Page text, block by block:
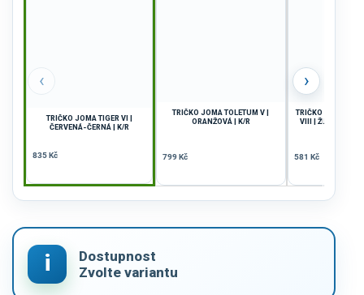
‹
TRIČKO JOMA TIGER VI |
ČERVENÁ-ČERNÁ | K/R
835 Kč
TRIČKO JOMA TOLETUM V |
ORANŽOVÁ | K/R
799 Kč
TRIČKO JOMA
VIII | ŽLUTÁ-
581 Kč
›